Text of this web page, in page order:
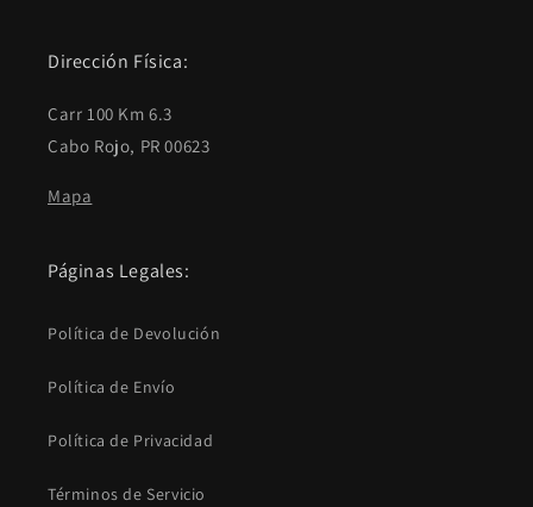
Dirección Física:
Carr 100 Km 6.3
Cabo Rojo, PR 00623
Mapa
Páginas Legales:
Política de Devolución
Política de Envío
Política de Privacidad
Términos de Servicio